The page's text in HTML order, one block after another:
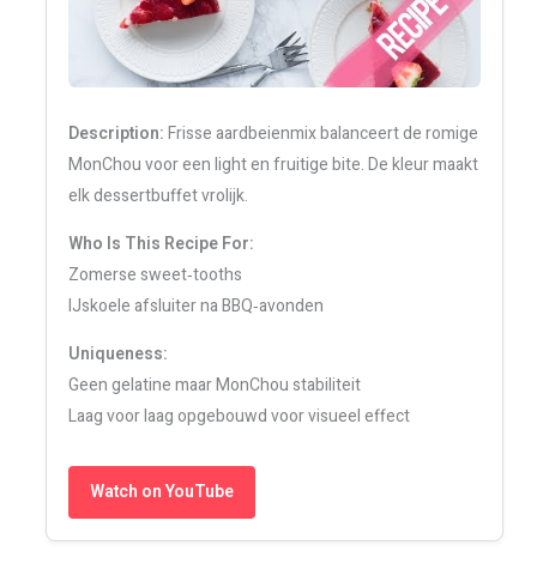
Description:Frisse aardbeienmix balanceert de romige
MonChou voor een light en fruitige bite. De kleur maakt
elk dessertbuffet vrolijk.
Who Is This Recipe For:
Zomerse sweet‑tooths
IJskoele afsluiter na BBQ‑avonden
Uniqueness:
Geen gelatine maar MonChou stabiliteit
Laag voor laag opgebouwd voor visueel effect
Watch on YouTube